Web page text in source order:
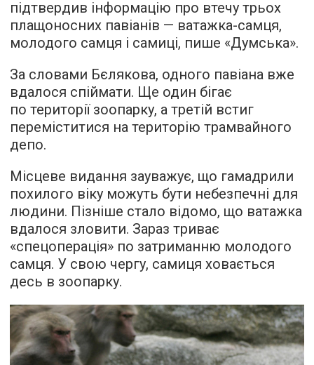
підтвердив інформацію про втечу трьох
плащоносних павіанів — ватажка-самця,
молодого самця і самиці, пише «Думська».
За словами Бєлякова, одного павіана вже
вдалося спіймати. Ще один бігає
по території зоопарку, а третій встиг
переміститися на територію трамвайного
депо.
Місцеве видання зауважує, що гамадрили
похилого віку можуть бути небезпечні для
людини. Пізніше стало відомо, що ватажка
вдалося зловити. Зараз триває
«спецоперація» по затриманню молодого
самця. У свою чергу, самиця ховається
десь в зоопарку.